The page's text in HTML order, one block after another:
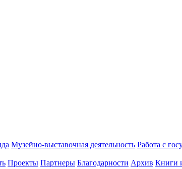
Музейно-выставочная деятельность Работа с
Проекты Партнеры Благодарности Архив Книги